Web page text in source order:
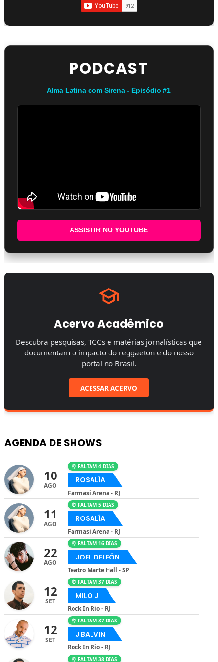
PODCAST
Alma Latina com Sirena - Episódio #1
ASSISTIR NO YOUTUBE
Acervo Acadêmico
Descubra pesquisas, TCCs e matérias jornalísticas que
documentam o impacto do reggaeton e do nosso
portal no Brasil.
ACESSAR ACERVO
AGENDA DE SHOWS
10
AGO
⏰ FALTAM 4 DIAS
ROSALÍA
Farmasi Arena - RJ
11
AGO
⏰ FALTAM 5 DIAS
ROSALÍA
Farmasi Arena - RJ
22
AGO
⏰ FALTAM 16 DIAS
JOEL DELEÓN
Teatro Marte Hall - SP
12
SET
⏰ FALTAM 37 DIAS
MILO J
Rock In Rio - RJ
12
SET
⏰ FALTAM 37 DIAS
J BALVIN
Rock In Rio - RJ
⏰ FALTAM 38 DIAS